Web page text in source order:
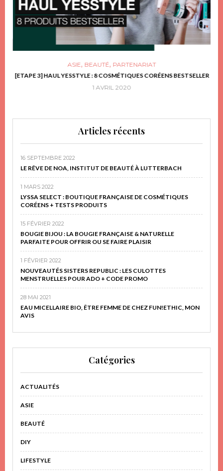
ASIE, BEAUTÉ, PARTENARIAT
[ETAPE 3] HAUL YESSTYLE : 8 COSMÉTIQUES CORÉENS BESTSELLER
1 AVRIL 2020
Articles récents
16 SEPTEMBRE 2022
LE RÊVE DE NOA, INSTITUT DE BEAUTÉ À LUTTERBACH
1 MARS 2022
LYSSA SELECT : BOUTIQUE FRANÇAISE DE COSMÉTIQUES
CORÉENS + TESTS PRODUITS
15 FÉVRIER 2022
BOUGIE BIJOU : LA BOUGIE FRANÇAISE & NATURELLE
PARFAITE POUR OFFRIR OU SE FAIRE PLAISIR
1 FÉVRIER 2022
NOUVEAUTÉS SISTERS REPUBLIC : LES CULOTTES
MENSTRUELLES POUR ADO + CODE PROMO
28 MAI 2021
EAU MICELLAIRE BIO, ÊTRE FEMME DE CHEZ FUN!ETHIC, MON
AVIS
Catégories
ACTUALITÉS
ASIE
BEAUTÉ
DIY
LIFESTYLE